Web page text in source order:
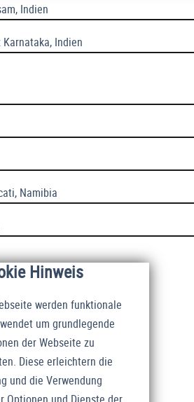
Indien
Indien
Namibia
Hinweis
werden funktionale
um grundlegende
der Webseite zu
Diese erleichtern die
und die Verwendung